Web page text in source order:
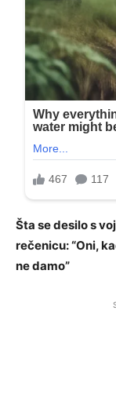
Šta se desilo s
rečenicu: “Oni,
ne damo”